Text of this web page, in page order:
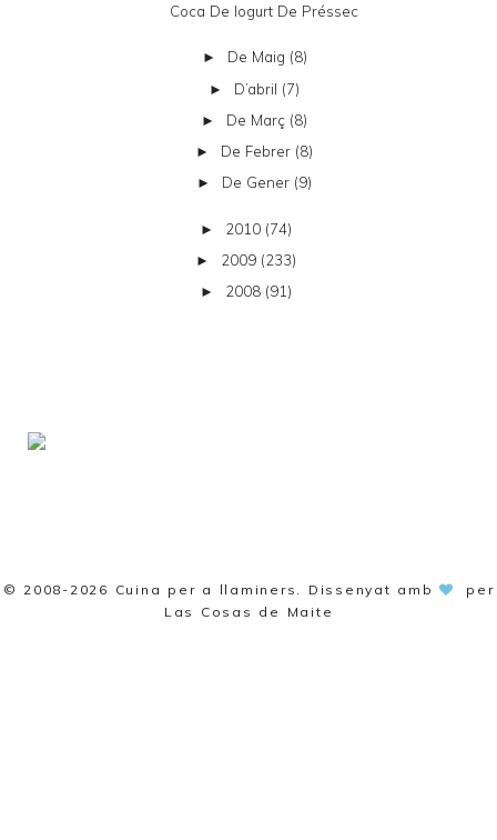
Coca De Iogurt De Préssec
► De Maig (8)
► D’abril (7)
► De Març (8)
► De Febrer (8)
► De Gener (9)
► 2010 (74)
► 2009 (233)
► 2008 (91)
© 2008-2026 Cuina per a llaminers . Dissenyat amb
per
Las Cosas de Maite